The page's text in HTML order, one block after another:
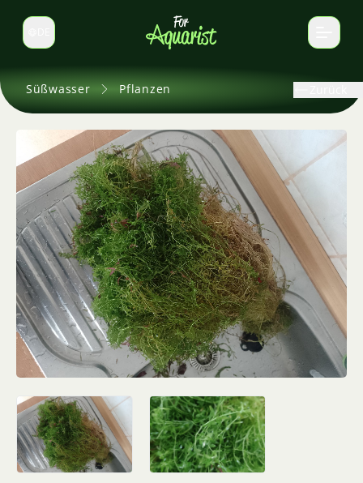
Sprache wechseln
Süßwasser Pflanzen